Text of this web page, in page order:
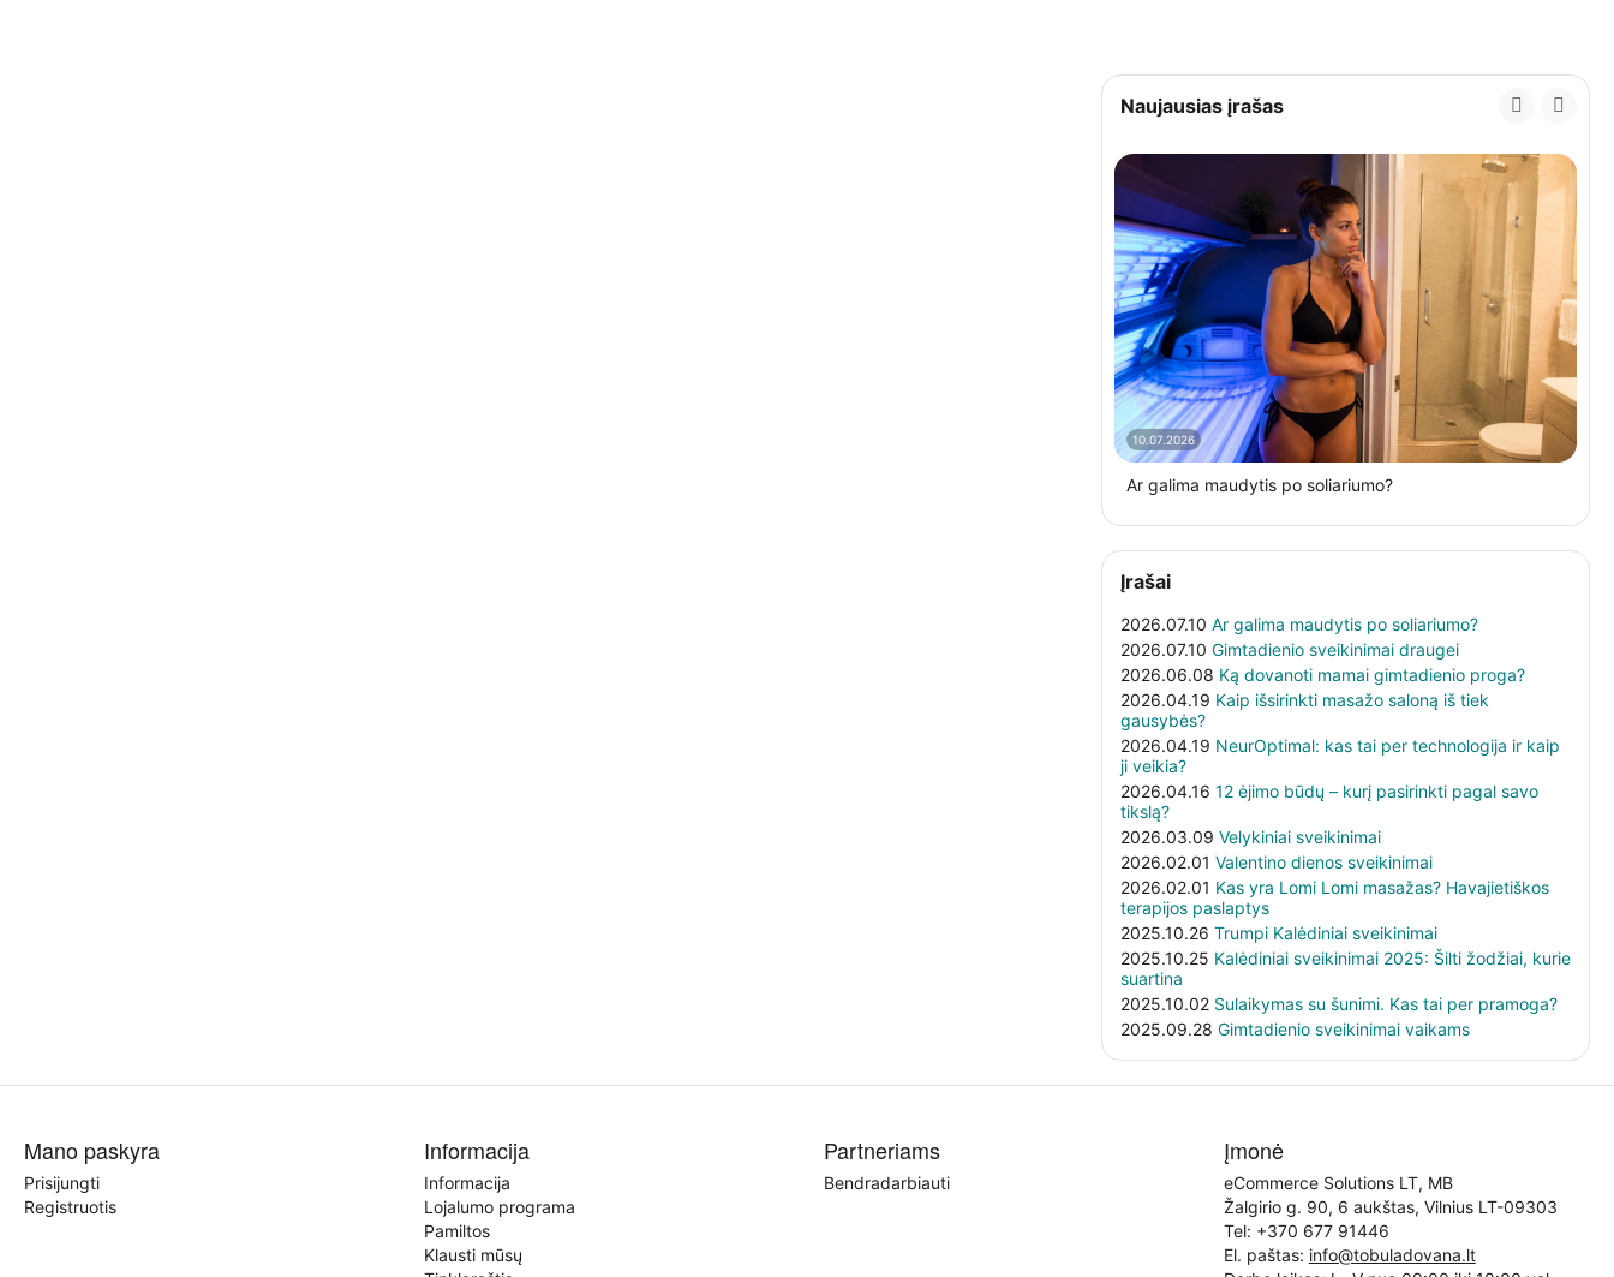
Naujausias įrašas
10.07.2026
Ar galima maudytis po soliariumo?
Įrašai
2026.07.10 Ar galima maudytis po soliariumo?
2026.07.10 Gimtadienio sveikinimai draugei
2026.06.08 Ką dovanoti mamai gimtadienio proga?
2026.04.19 Kaip išsirinkti masažo saloną iš tiek
gausybės?
2026.04.19 NeurOptimal: kas tai per technologija ir kaip
ji veikia?
2026.04.16 12 ėjimo būdų – kurį pasirinkti pagal savo
tikslą?
2026.03.09 Velykiniai sveikinimai
2026.02.01 Valentino dienos sveikinimai
2026.02.01 Kas yra Lomi Lomi masažas? Havajietiškos
terapijos paslaptys
2025.10.26 Trumpi Kalėdiniai sveikinimai
2025.10.25 Kalėdiniai sveikinimai 2025: Šilti žodžiai, kurie
suartina
2025.10.02 Sulaikymas su šunimi. Kas tai per pramoga?
2025.09.28 Gimtadienio sveikinimai vaikams
Mano paskyra
Prisijungti
Registruotis
Informacija
Informacija
Lojalumo programa
Pamiltos
Klausti mūsų
Partneriams
Bendradarbiauti
Įmonė
eCommerce Solutions LT, MB
Žalgirio g. 90, 6 aukštas, Vilnius LT-09303
Tel: +370 677 91446
El. paštas: info@tobuladovana.lt